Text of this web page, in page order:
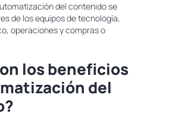
del contenido se
de los equipos de tecnología,
operaciones y compras o
los beneficios
del